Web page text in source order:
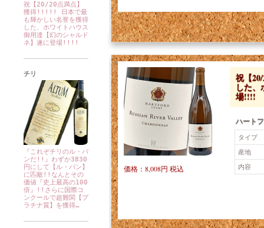
祝【20/20点満点】
獲得!!!!! 日本で最
も輝かしい名誉を獲得
した、ホワイトハウス
御用達【幻のシャルド
ネ】遂に登場!!!!
チリ
『これぞチリのル・パ
ンだ!!』わずか3830
円にして【ル・パン】
に匹敵!!なんとその
価値『史上最高の100
倍』!!さらに国際コ
ンクールで超難関【プ
ラチナ賞】を獲得…
祝【
した
場!!!!
ハート
タイプ
産地
内容
価格：8,008円 税込